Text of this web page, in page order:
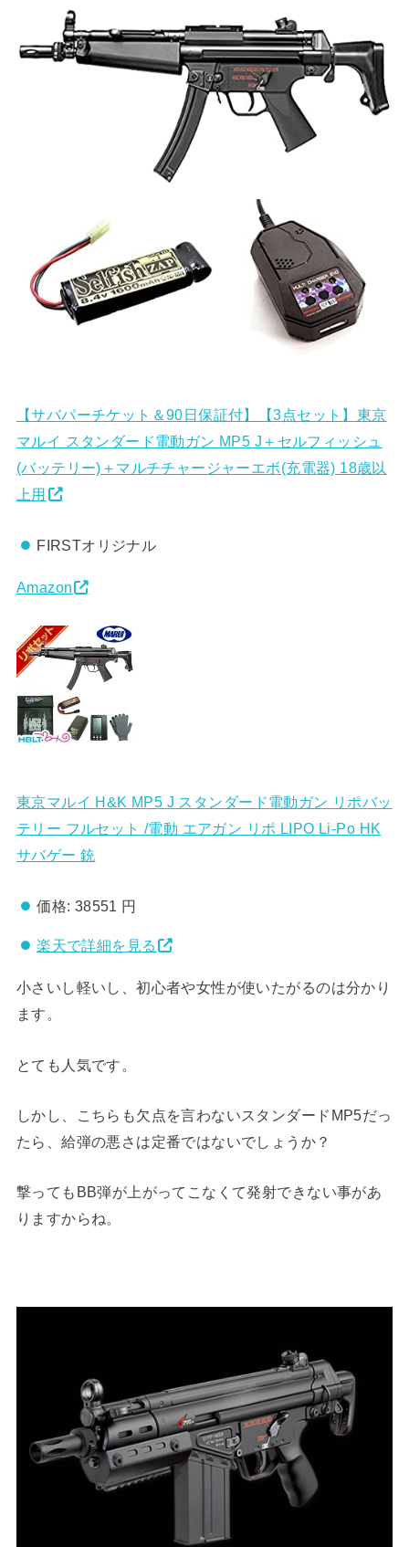
【サバパーチケット＆90日保証付】【3点セット】東京
マルイ スタンダード電動ガン MP5 J＋セルフィッシュ
(バッテリー)＋マルチチャージャーエボ(充電器) 18歳以
上用
FIRSTオリジナル
Amazon
東京マルイ H&K MP5 J スタンダード電動ガン リポバッ
テリー フルセット /電動 エアガン リポ LIPO Li-Po HK
サバゲー 銃
価格: 38551 円
楽天で詳細を見る
小さいし軽いし、初心者や女性が使いたがるのは分かり
ます。
とても人気です。
しかし、こちらも欠点を言わないスタンダードMP5だっ
たら、給弾の悪さは定番ではないでしょうか？
撃ってもBB弾が上がってこなくて発射できない事があ
りますからね。